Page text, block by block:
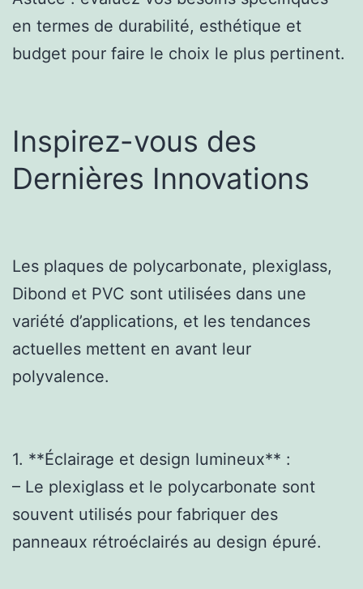
en termes de durabilité, esthétique et
budget pour faire le choix le plus pertinent.
Inspirez-vous des
Dernières Innovations
Les plaques de polycarbonate, plexiglass,
Dibond et PVC sont utilisées dans une
variété d’applications, et les tendances
actuelles mettent en avant leur
polyvalence.
1. **Éclairage et design lumineux** :
– Le plexiglass et le polycarbonate sont
souvent utilisés pour fabriquer des
panneaux rétroéclairés au design épuré.